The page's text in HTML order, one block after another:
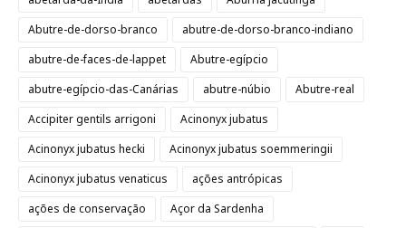
Abutre-de-dorso-branco
abutre-de-dorso-branco-indiano
abutre-de-faces-de-lappet
Abutre-egípcio
abutre-egípcio-das-Canárias
abutre-núbio
Abutre-real
Accipiter gentils arrigoni
Acinonyx jubatus
Acinonyx jubatus hecki
Acinonyx jubatus soemmeringii
Acinonyx jubatus venaticus
ações antrópicas
ações de conservação
Açor da Sardenha